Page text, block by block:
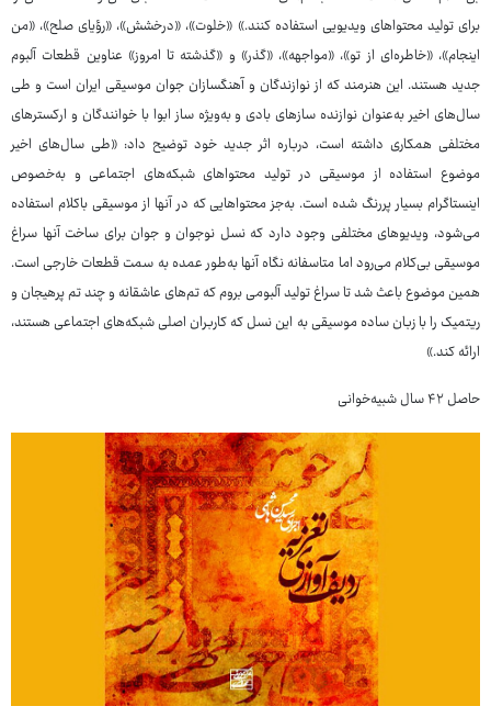
برای تولید محتواهای ویدیویی استفاده کنند.» «خلوت»، «درخشش»، «رؤیای صلح»، «من
اینجام»، «خاطره‌ای از تو»، «مواجهه»، «گذر» و «گذشته تا امروز» عناوین قطعات آلبوم
جدید هستند. این هنرمند که از نوازندگان و آهنگسازان جوان موسیقی ایران است و طی
سال‌های اخیر به‌عنوان نوازنده سازهای بادی و به‌ویژه ساز ابوا با خوانندگان و ارکسترهای
مختلفی همکاری داشته است، درباره اثر جدید خود توضیح داد: «طی سال‌های اخیر
موضوع استفاده از موسیقی در تولید محتواهای شبکه‌های اجتماعی و به‌خصوص
اینستاگرام بسیار پررنگ شده است. به‌جز محتواهایی که در آنها از موسیقی باکلام استفاده
می‌شود، ویدیوهای مختلفی وجود دارد که نسل نوجوان و جوان برای ساخت آنها سراغ
موسیقی بی‌کلام می‌رود اما متاسفانه نگاه آنها به‌طور عمده به سمت قطعات خارجی است.
همین موضوع باعث شد تا سراغ تولید آلبومی بروم که تم‌های عاشقانه و چند تم پرهیجان و
ریتمیک را با زبان ساده موسیقی به این نسل که کاربران اصلی شبکه‌های اجتماعی هستند،
ارائه کند.»
حاصل ۴۲ سال شبیه‌خوانی